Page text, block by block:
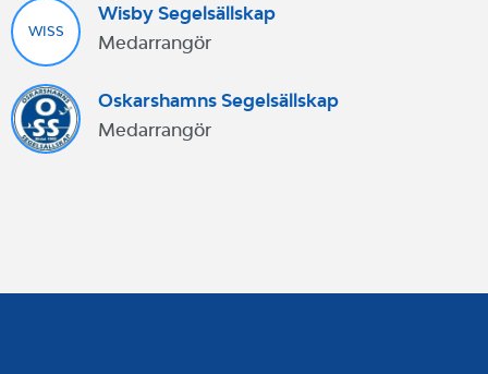
WISS
Wisby Segelsällskap
Medarrangör
Oskarshamns Segelsällskap
Medarrangör